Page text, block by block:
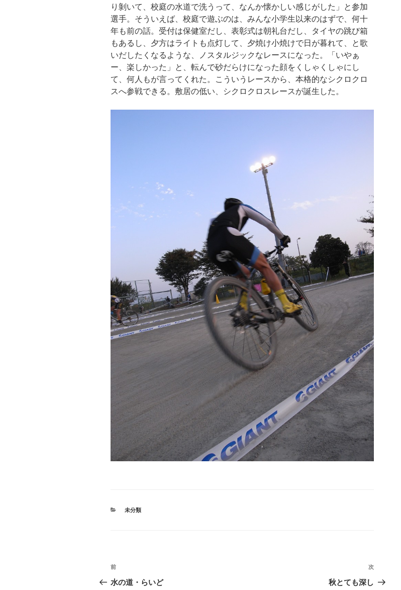
り剝いて、校庭の水道で洗うって、なんか懐かしい感じがした」と参加
選手。そういえば、校庭で遊ぶのは、みんな小学生以来のはずで、何十
年も前の話。受付は保健室だし、表彰式は朝礼台だし、タイヤの跳び箱
もあるし、夕方はライトも点灯して、夕焼け小焼けで日が暮れて、と歌
いだしたくなるような、ノスタルジックなレースになった。「いやぁ
ー、楽しかった」と、転んで砂だらけになった顔をくしゃくしゃにし
て、何人もが言ってくれた。こういうレースから、本格的なシクロクロ
スへ参戦できる。敷居の低い、シクロクロスレースが誕生した。
カ
未分類
投
稿
過
去
前
水の道・らいど
次
の
次
秋とても深し